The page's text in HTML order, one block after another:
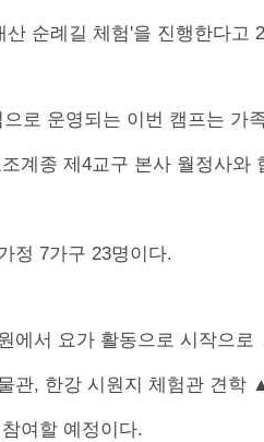
산 순례길 체험'을 진행한다고
로 운영되는 이번 캠프는 가
계종 제4교구 본사 월정사와
정 7가구 23명이다.
에서 요가 활동으로 시작으
관, 한강 시원지 체험관 견학
여할 예정이다.